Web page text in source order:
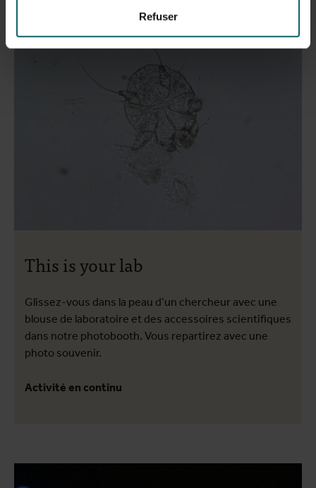
Refuser
This is your lab
Glissez-vous dans la peau d’un chercheur avec une
blouse de laboratoire et des accessoires scientifiques
dans notre photobooth. Vous repartirez avec une
photo souvenir.
Activité en continu